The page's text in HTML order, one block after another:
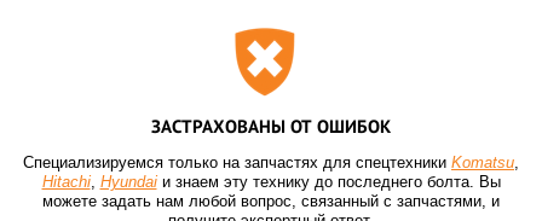
ЗАСТРАХОВАНЫ ОТ ОШИБОК
Специализируемся только на запчастях для спецтехники Komatsu,
Hitachi, Hyundaiи знаем эту технику до последнего болта. Вы
можете задать нам любой вопрос, связанный с запчастями, и